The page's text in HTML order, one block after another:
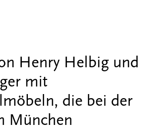
Henry Helbig und
mit
die bei der
München